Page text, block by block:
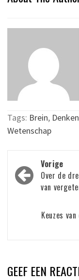
Tags: Brein, Denken
Wetenschap
Bericht
navigatie
Vorige
Over de
van
Keuzes
GEEF EEN